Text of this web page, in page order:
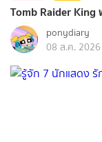
Tomb Raider
ponydiary
08 ส.ค. 2026